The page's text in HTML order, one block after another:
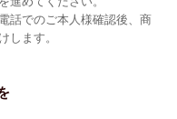
話でのご本人様確認後、商
します。